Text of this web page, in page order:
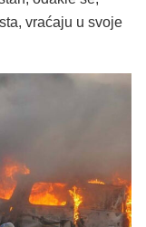
vraćaju u svoje